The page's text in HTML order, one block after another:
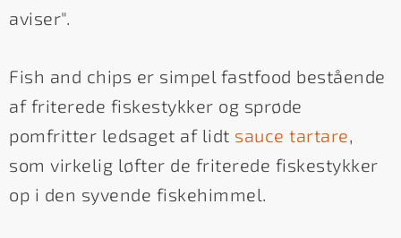
aviser".
Fish and chips er simpel fastfood bestående
af friterede fiskestykker og sprøde
pomfritter ledsaget af lidt sauce tartare
som virkelig løfter de friterede fiskestykker
op i den syvende fiskehimmel.